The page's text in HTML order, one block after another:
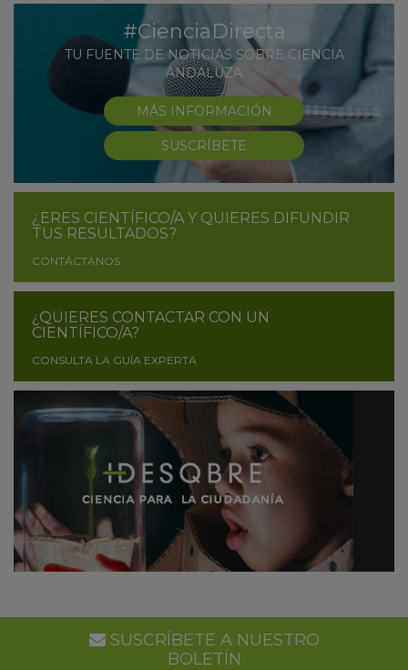
#CienciaDirecta
TU FUENTE DE NOTICIAS SOBRE CIENCIA
ANDALUZA
MÁS INFORMACIÓN
SUSCRÍBETE
¿ERES CIENTÍFICO/A Y QUIERES DIFUNDIR
TUS RESULTADOS?
CONTÁCTANOS
¿QUIERES CONTACTAR CON UN
CIENTÍFICO/A?
CONSULTA LA GUÍA EXPERTA
SUSCRÍBETE A NUESTRO
BOLETÍN